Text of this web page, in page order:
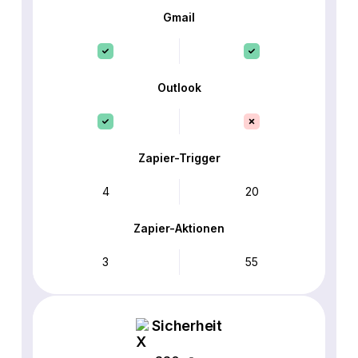
Gmail
Outlook
Zapier-Trigger
4 20
Zapier-Aktionen
3 55
Sicherheit